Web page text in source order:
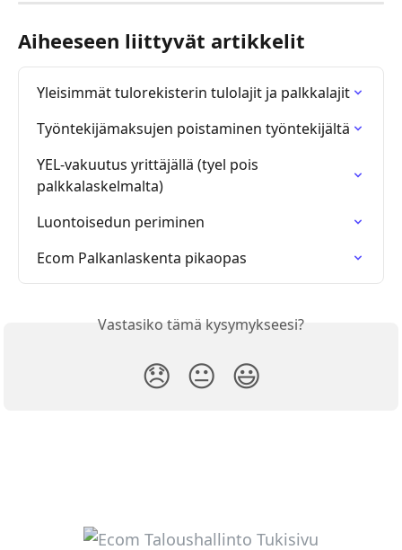
Aiheeseen liittyvät artikkelit
Yleisimmät tulorekisterin tulolajit ja palkkalajit
Työntekijämaksujen poistaminen työntekijältä
YEL-vakuutus yrittäjällä (tyel pois
palkkalaskelmalta)
Luontoisedun periminen
Ecom Palkanlaskenta pikaopas
Vastasiko tämä kysymykseesi?
😞 😐 😃